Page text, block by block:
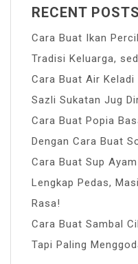
RECENT POSTS
Cara Buat Ikan
Tradisi Keluarga,
Cara Buat Air
Sazli Sukatan Jug
Cara Buat Popia
Dengan Cara Buat
Cara Buat Sup
Lengkap Pedas,
Rasa!
Cara Buat Sambal
Tapi Paling